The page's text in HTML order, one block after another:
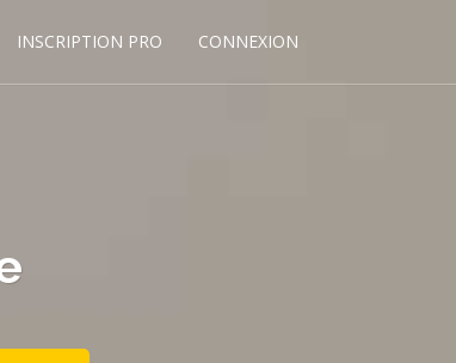
INSCRIPTION PRO CONNEXION